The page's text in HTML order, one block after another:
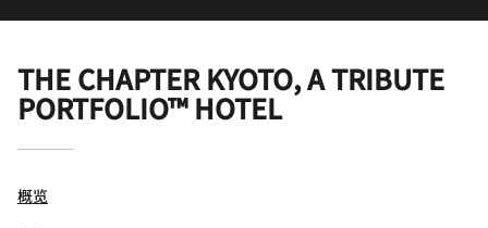
THE CHAPTER KYOTO, A TRIBUTE
PORTFOLIO™ HOTEL
概览